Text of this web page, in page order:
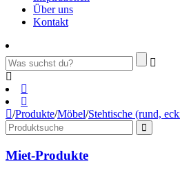
Über uns
Kontakt
/Produkte/Möbel/Stehtische (rund,
Miet-Produkte